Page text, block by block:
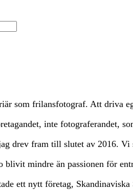
som frilansfotograf. Att driva
inte fotograferandet,
drev fram till slutet av 2016.
mindre än passionen för
ett nytt företag,